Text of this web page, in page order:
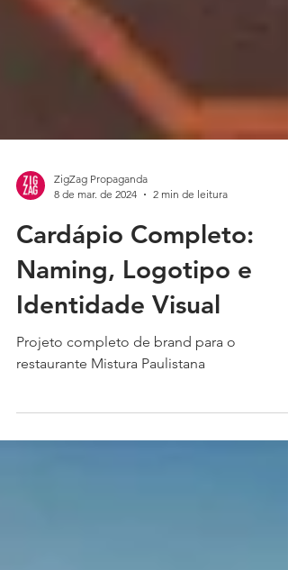
ZigZag Propaganda
8 de mar. de 2024
2 min de leitura
Cardápio Completo:
Naming, Logotipo e
Identidade Visual